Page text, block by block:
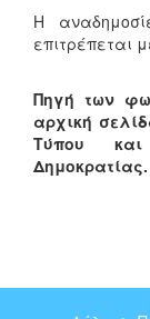
H
επιτρέπεται
Πηγή των
αρχική
Τύπου
Δημοκρατίας.